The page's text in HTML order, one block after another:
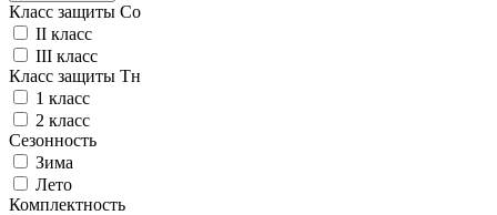
Класс защиты Со
II класс
III класс
Класс защиты Тн
1 класс
2 класс
Сезонность
Зима
Лето
Комплектность